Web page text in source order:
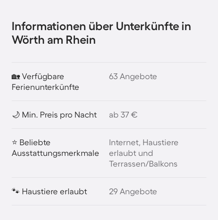
Informationen über Unterkünfte in
Wörth am Rhein
🏡 Verfügbare
Ferienunterkünfte
63 Angebote
🌙 Min. Preis pro Nacht ab 37 €
⭐ Beliebte
Ausstattungsmerkmale
Internet, Haustiere
erlaubt und
Terrassen/Balkons
🐾 Haustiere erlaubt 29 Angebote